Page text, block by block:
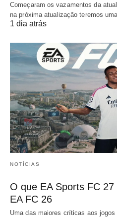
Começaram os vazamentos da
na próxima atualização teremos
1 dia atrás
NOTÍCIAS
O que EA Sports FC
EA FC 26
Uma das maiores críticas aos